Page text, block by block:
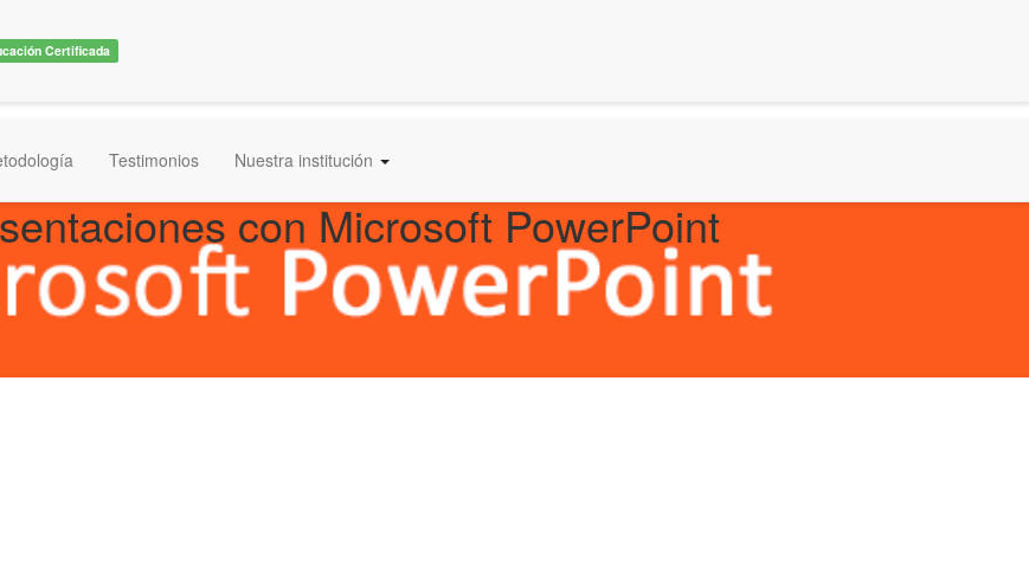
Certificada
Testimonios Nuestra institución
con Microsoft PowerPoint